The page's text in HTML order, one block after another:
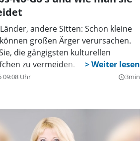
andere Sitten: Schon kleine
großen Ärger verursachen.
die gängigsten kulturellen
zu vermeiden.
09:08 Uhr query_builder3min